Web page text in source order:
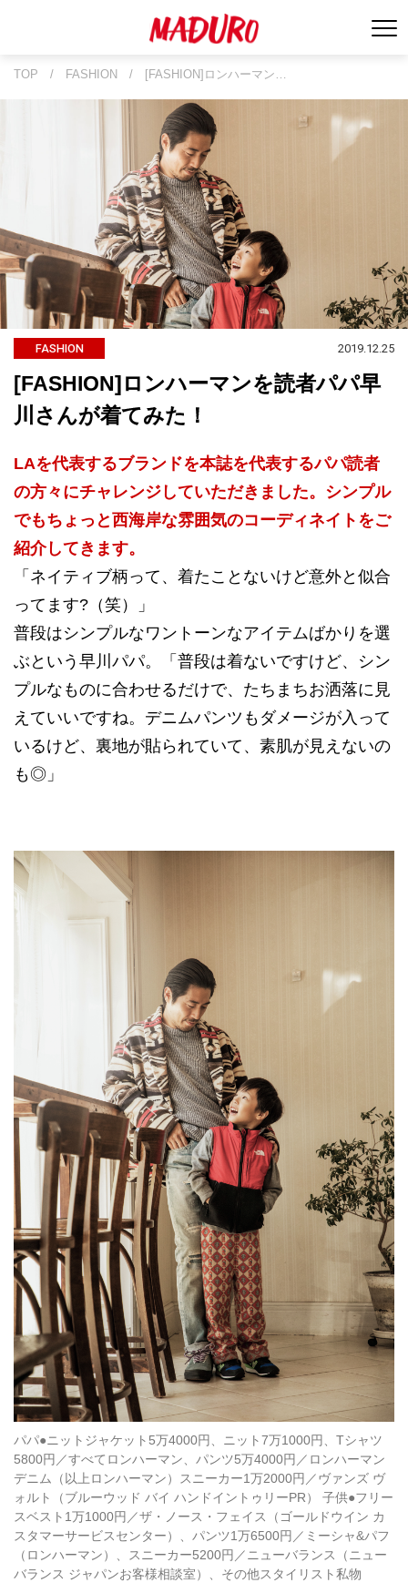
TOP / FASHION / [FASHION]ロンハーマン…
FASHION 2019.12.25
[FASHION]ロンハーマンを読者パパ早
川さんが着てみた！
LAを代表するブランドを本誌を代表するパパ読者
の方々にチャレンジしていただきました。シンプル
でもちょっと西海岸な雰囲気のコーディネイトをご
紹介してきます。
「ネイティブ柄って、着たことないけど意外と似合
ってます?（笑）」
普段はシンプルなワントーンなアイテムばかりを選
ぶという早川パパ。「普段は着ないですけど、シン
プルなものに合わせるだけで、たちまちお洒落に見
えていいですね。デニムパンツもダメージが入って
いるけど、裏地が貼られていて、素肌が見えないの
も◎」
パパ●ニットジャケット5万4000円、ニット7万1000円、Tシャツ
5800円／すべてロンハーマン、パンツ5万4000円／ロンハーマン
デニム（以上ロンハーマン）スニーカー1万2000円／ヴァンズ ヴ
ォルト（ブルーウッド バイ ハンドイントゥリーPR） 子供●フリー
スベスト1万1000円／ザ・ノース・フェイス（ゴールドウイン カ
スタマーサービスセンター）、パンツ1万6500円／ミーシャ&パフ
（ロンハーマン）、スニーカー5200円／ニューバランス（ニュー
バランス ジャパンお客様相談室）、その他スタイリスト私物